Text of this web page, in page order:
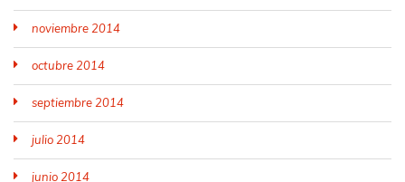
noviembre 2014
octubre 2014
septiembre 2014
julio 2014
junio 2014